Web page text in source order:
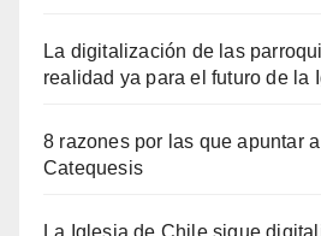
La digitalización de las
realidad ya para el futuro de la
8 razones por las que apuntar
Catequesis